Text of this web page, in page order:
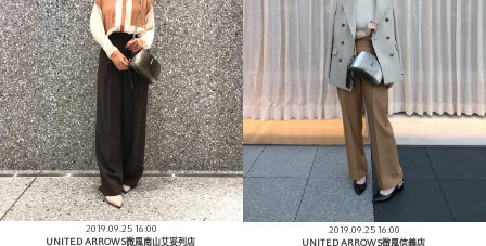
2019.09.25 16:00
UNITED ARROWS微風南山艾妥列店
2019.09.25 16:00